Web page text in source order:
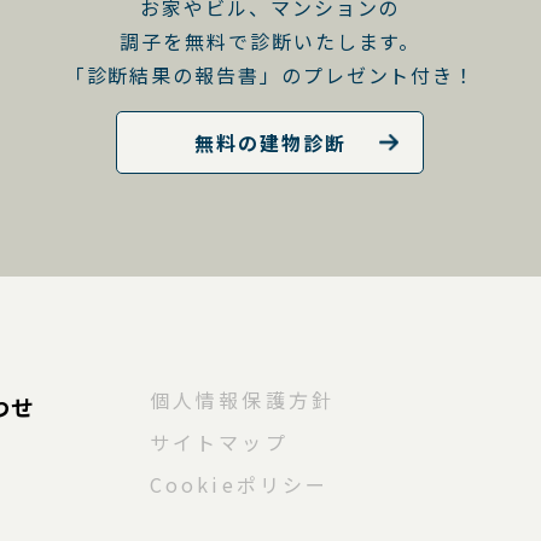
お家やビル、マンションの
調子を無料で診断いたします。
「診断結果の報告書」のプレゼント付き！
無料の建物診断
せ
個人情報保護方針
サイトマップ
Cookieポリシー